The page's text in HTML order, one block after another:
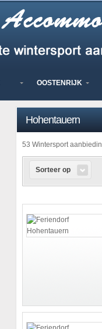
OOSTENRIJK
Hohentauern
53 Wintersport
Sorteer op